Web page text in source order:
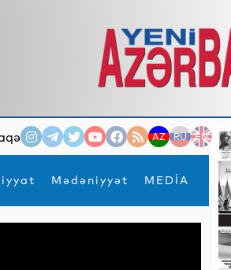
AZ RU EN
Mədəniyyət MEDİA
×